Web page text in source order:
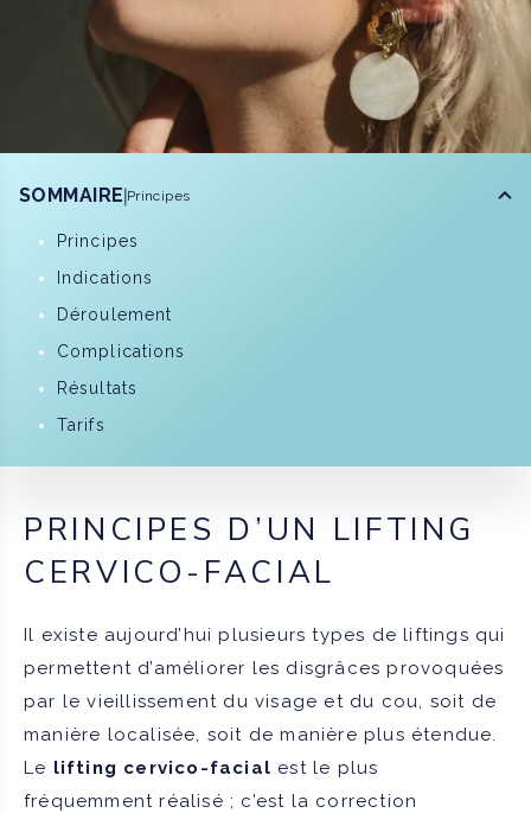
SOMMAIRE Principes
Principes
Indications
Déroulement
Complications
Résultats
Tarifs
​​PRINCIPES D’UN LIFTING
CERVICO-FACIAL
Il existe aujourd’hui plusieurs types de liftings qui
permettent d’améliorer les disgrâces provoquées
par le vieillissement du visage et du cou, soit de
manière localisée, soit de manière plus étendue.
Le lifting cervico-facial est le plus
fréquemment réalisé ; c’est la correction